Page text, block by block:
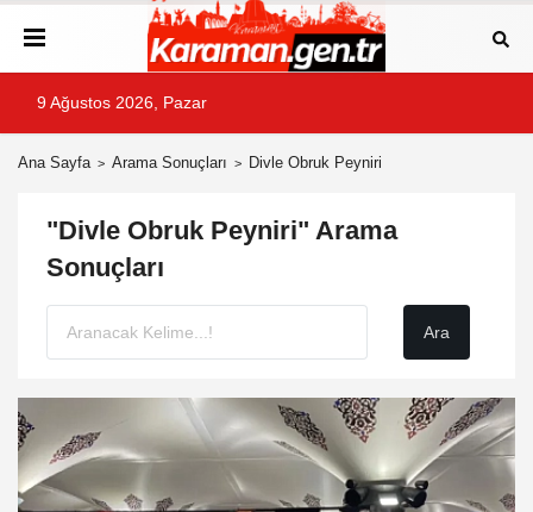
9 Ağustos 2026, Pazar
Ana Sayfa Arama Sonuçları Divle Obruk Peyniri
"Divle Obruk Peyniri" Arama
Sonuçları